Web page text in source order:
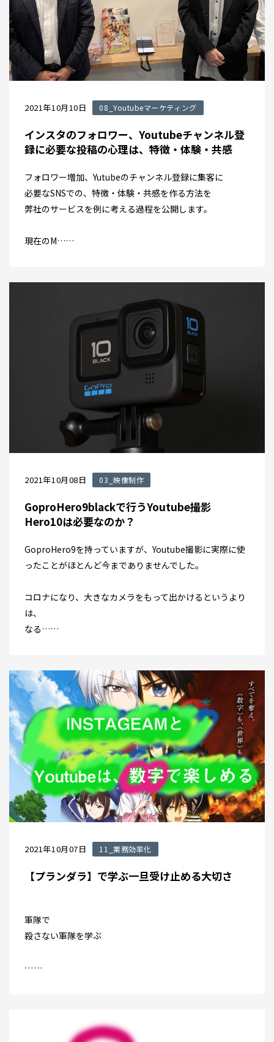
2021年10月10日 08_Youtubeマーケティング
インスタのフォロワー、Youtubeチャンネル登
録に必要な投稿の心理は、特徴・体験・共感
フォロワー増加、Yutubeのチャンネル登録に集客に
必要なSNSでの、特徴・体験・共感を作る方法を
弊社のサービスを例に考える過程を公開します。
現在のM……
2021年10月08日 03_映像制作
GoproHero9blackで行うYoutube撮影
Hero10は必要なのか？
GoproHero9を持っていますが、Youtube撮影に実際に使
ったことがほとんど今までありませんでした。
コロナになり、大きなカメラをもって出かけるというより
は、
なる……
2021年10月07日 11_業務効率化
【プランダラ】で学ぶ一旦受け止める大切さ
軍隊で
殺さない軍隊を学ぶ
……